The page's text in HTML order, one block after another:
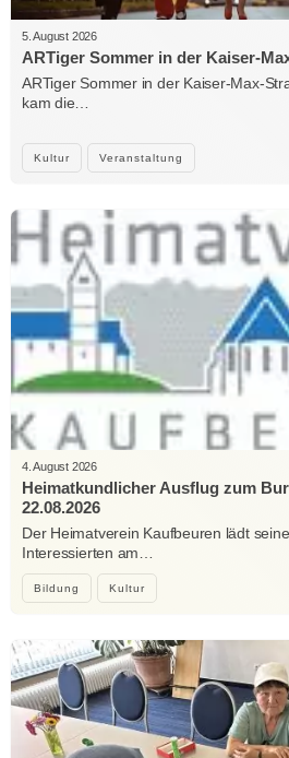
Kultur Veranstaltung
5. August 2026
ARTiger Sommer in der Kaiser-
ARTiger Sommer in der Kaiser-Max-
kam die…
Bildung Kultur
4. August 2026
Heimatkundlicher Ausflug zum
22.08.2026
Der Heimatverein Kaufbeuren lädt
Interessierten am…